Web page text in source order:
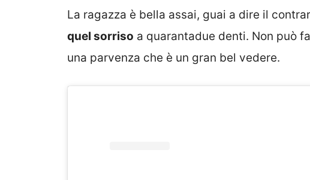
La ragazza è bella assai, guai a dire il
quel sorriso a quarantadue denti. Non può
una parvenza che è un gran bel vedere.